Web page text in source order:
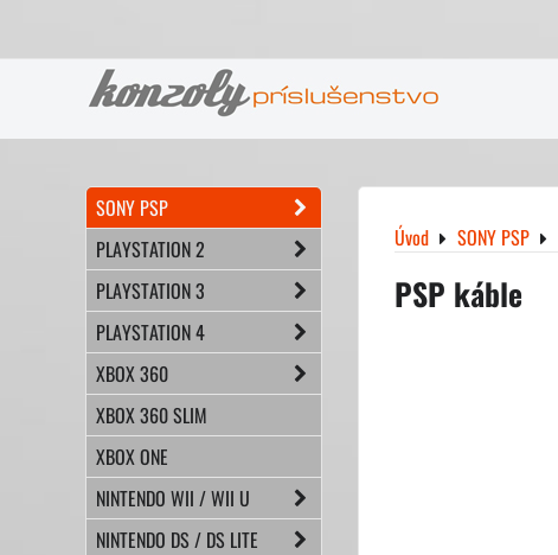
Úvod SONY PSP
PSP káble
SONY PSP
PLAYSTATION 2
PLAYSTATION 3
PLAYSTATION 4
XBOX 360
XBOX 360 SLIM
XBOX ONE
NINTENDO WII / WII U
NINTENDO DS / DS LITE